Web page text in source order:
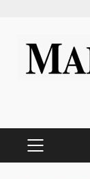
content
PRIMARY